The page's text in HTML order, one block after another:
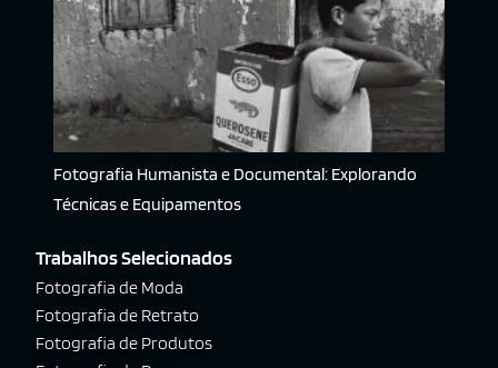
Fotografia Humanista e Documental: Explorando
Técnicas e Equipamentos
Trabalhos Selecionados
Fotografia de Moda
Fotografia de Retrato
Fotografia de Produtos